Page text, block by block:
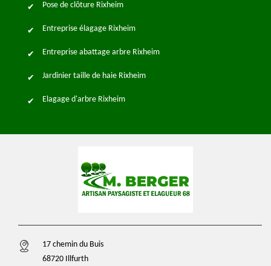
Pose de clôture Rixheim
Entreprise élagage Rixheim
Entreprise abattage arbre Rixheim
Jardinier taille de haie Rixheim
Elagage d'arbre Rixheim
17 chemin du Buis
68720 Illfurth